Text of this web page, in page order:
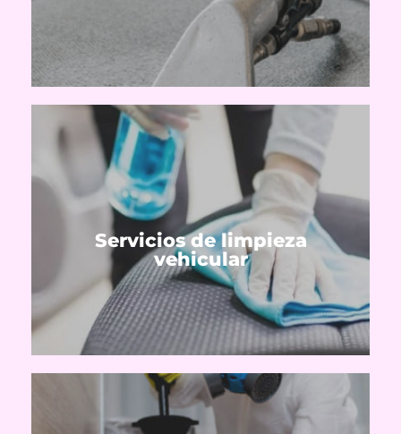
Tapizados de alfombras, sanitización de
Servicios de limpieza
vehicular
Tapizados de autos
Ver servicios